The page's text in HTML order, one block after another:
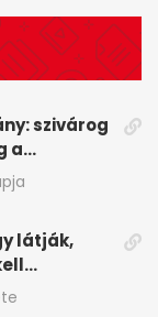
szivárog
a
látják,